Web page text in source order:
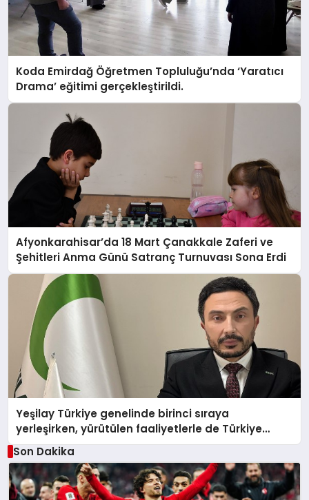
Koda Emirdağ Öğretmen Topluluğu’nda ‘Yaratıcı
Drama’ eğitimi gerçekleştirildi.
Afyonkarahisar’da 18 Mart Çanakkale Zaferi ve
Şehitleri Anma Günü Satranç Turnuvası Sona Erdi
Yeşilay Türkiye genelinde birinci sıraya
yerleşirken, yürütülen faaliyetlerle de Türkiye
üçüncüsü oldu.
Son Dakika